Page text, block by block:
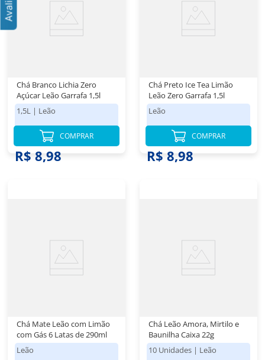
Chá Branco Lichia Zero
Açúcar Leão Garrafa 1,5l
1,5L | Leão
R$ 8,98
COMPRAR
Chá Preto Ice Tea Limão
Leão Zero Garrafa 1,5l
Leão
R$ 8,98
COMPRAR
Chá Mate Leão com Limão
com Gás 6 Latas de 290ml
Leão
Chá Leão Amora, Mirtilo e
Baunilha Caixa 22g
10 Unidades | Leão